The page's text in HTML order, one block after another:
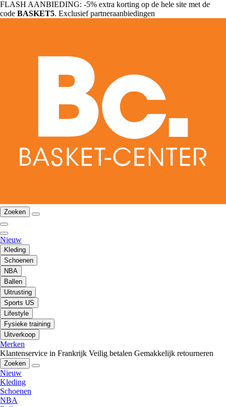
FLASH AANBIEDING: -5% extra korting op de hele site met de
code BASKET5. Exclusief partneraanbiedingen
Zoeken
Nieuw
Kleding
Schoenen
NBA
Ballen
Uitrusting
Sports US
Lifestyle
Fysieke training
Uitverkoop
Merken
Klantenservice in Frankrijk Veilig betalen Gemakkelijk retourneren
Zoeken
Nieuw
Kleding
Schoenen
NBA